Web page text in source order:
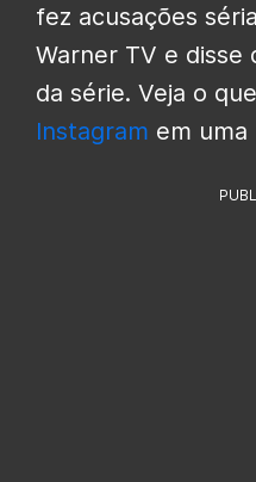
fez acusações
Warner TV e disse
da série. Veja o
Instagram em uma